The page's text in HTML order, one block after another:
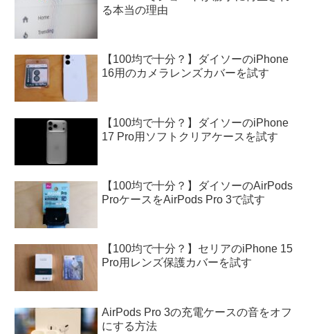
る本当の理由
【100均で十分？】ダイソーのiPhone
16用のカメラレンズカバーを試す
【100均で十分？】ダイソーのiPhone
17 Pro用ソフトクリアケースを試す
【100均で十分？】ダイソーのAirPods
ProケースをAirPods Pro 3で試す
【100均で十分？】セリアのiPhone 15
Pro用レンズ保護カバーを試す
AirPods Pro 3の充電ケースの音をオフ
にする方法